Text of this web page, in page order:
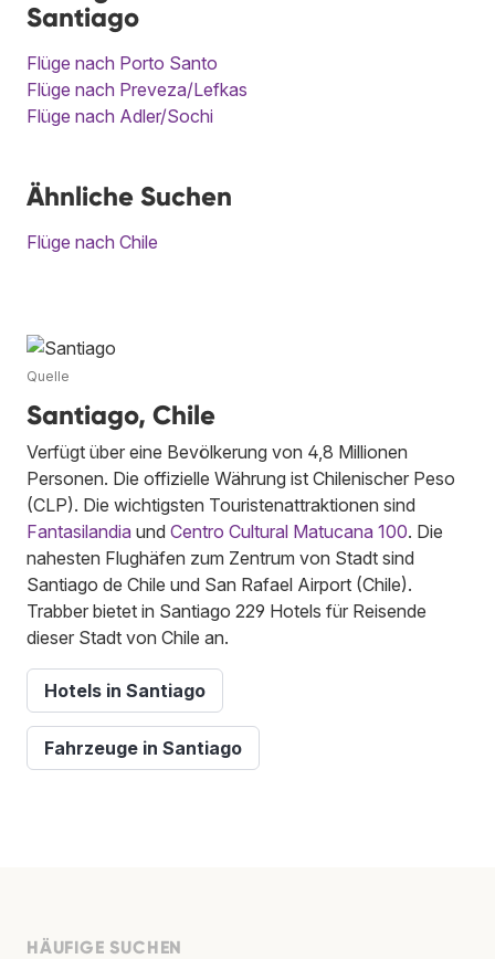
Santiago
Flüge nach Porto Santo
Flüge nach Preveza/Lefkas
Flüge nach Adler/Sochi
Ähnliche Suchen
Flüge nach Chile
Quelle
Santiago, Chile
Verfügt über eine Bevölkerung von 4,8 Millionen
Personen. Die offizielle Währung ist Chilenischer Peso
(CLP). Die wichtigsten Touristenattraktionen sind
Fantasilandia und Centro Cultural Matucana 100. Die
nahesten Flughäfen zum Zentrum von Stadt sind
Santiago de Chile und San Rafael Airport (Chile).
Trabber bietet in Santiago 229 Hotels für Reisende
dieser Stadt von Chile an.
Hotels in Santiago
Fahrzeuge in Santiago
HÄUFIGE SUCHEN